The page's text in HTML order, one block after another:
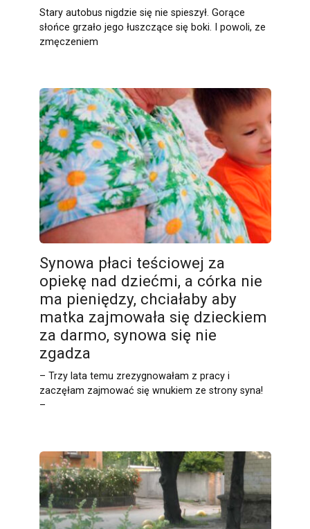
Stary autobus nigdzie się nie spieszył. Gorące
słońce grzało jego łuszczące się boki. I powoli, ze
zmęczeniem
Synowa płaci teściowej za
opiekę nad dziećmi, a córka nie
ma pieniędzy, chciałaby aby
matka zajmowała się dzieckiem
za darmo, synowa się nie
zgadza
– Trzy lata temu zrezygnowałam z pracy i
zaczęłam zajmować się wnukiem ze strony syna!
–